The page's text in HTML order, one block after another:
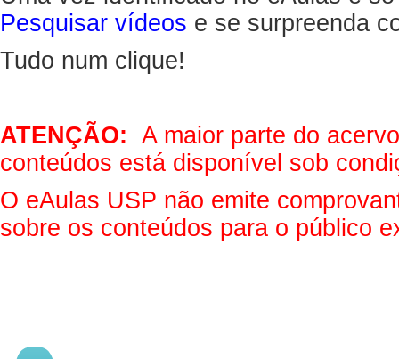
Pesquisar vídeos e se surpreenda
Tudo num clique!
ATENÇÃO: A maior parte do
conteúdos está disponível sob
O eAulas USP não emite
sobre os conteúdos para o público